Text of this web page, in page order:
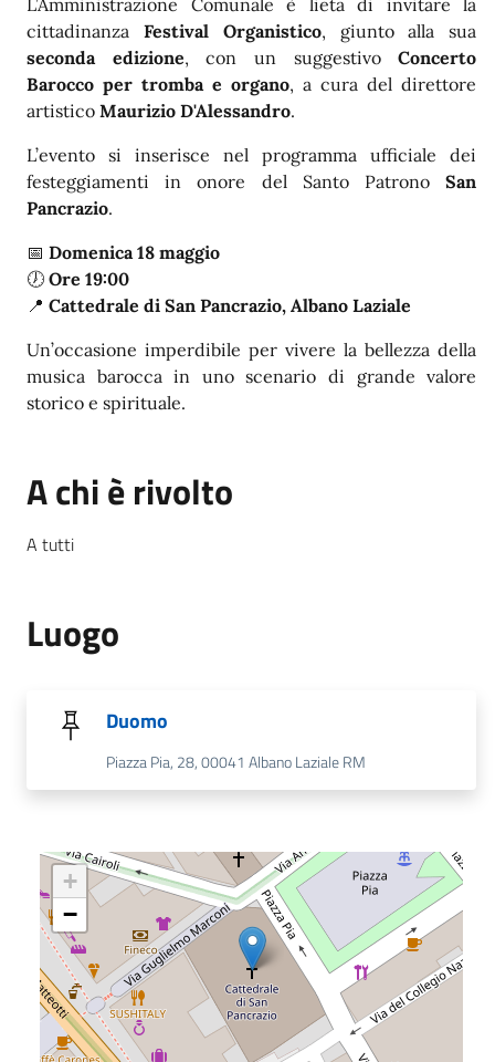
L’Amministrazione Comunale è lieta di invitare la
cittadinanza Festival Organistico, giunto alla sua
seconda edizione, con un suggestivoConcerto
Barocco per tromba e organo, a cura del direttore
artistico Maurizio D'Alessandro.
L’evento si inserisce nel programma ufficiale dei
festeggiamenti in onore del Santo PatronoSan
Pancrazio.
📅 Domenica 18 maggio
🕖 Ore 19:00
📍 Cattedrale di San Pancrazio, Albano Laziale
Un’occasione imperdibile per vivere la bellezza della
musica barocca in uno scenario di grande valore
storico e spirituale.
A chi è rivolto
A tutti
Luogo
Duomo
Piazza Pia, 28, 00041 Albano Laziale RM
+
−